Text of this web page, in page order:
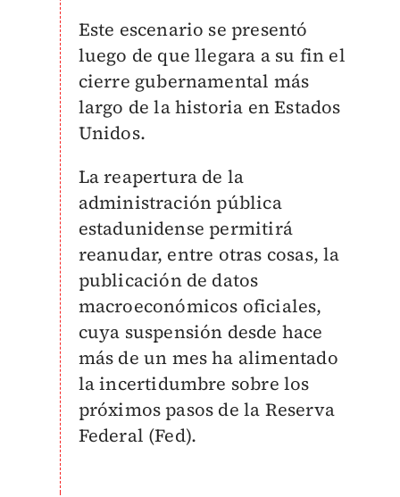
Este escenario se presentó
luego de que llegara a su fin el
cierre gubernamental más
largo de la historia en Estados
Unidos.
La reapertura de la
administración pública
estadunidense permitirá
reanudar, entre otras cosas, la
publicación de datos
macroeconómicos oficiales,
cuya suspensión desde hace
más de un mes ha alimentado
la incertidumbre sobre los
próximos pasos de la Reserva
Federal (Fed).